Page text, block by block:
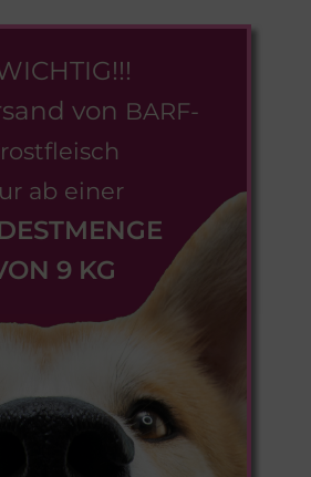
von BARF-
ab einer
9 KG